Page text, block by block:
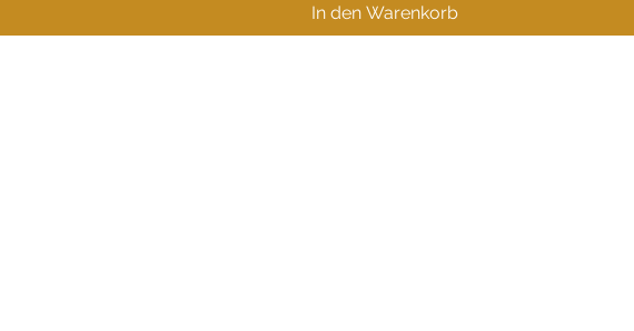
In den Warenkorb